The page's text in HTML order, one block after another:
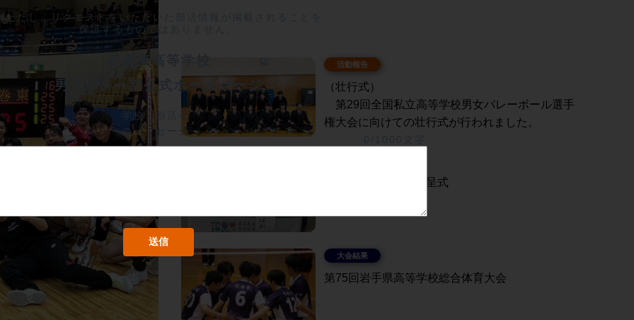
だし、リクエストをいただいた部活情報が掲載されることを
保証するものではありません。
花巻東高等学校
男子バレー部公式ホームページ
学校・部活へ
のメッセージ
（壮行式）
第29回全国私立高等学校男女バレーボール選手
権大会に向けての壮行式が行われました。
全国大会出場記念贈呈式
第75回岩手県高等学校総合体育大会